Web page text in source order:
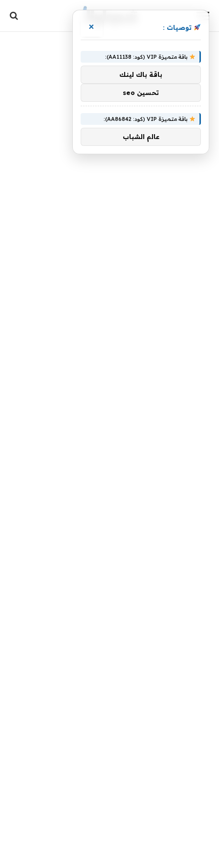
توصيات : ×
باقة متميزة VIP (كود: AA11138):
باقة باك لينك
تحسين seo
باقة متميزة VIP (كود: AA86842):
عالم الشباب